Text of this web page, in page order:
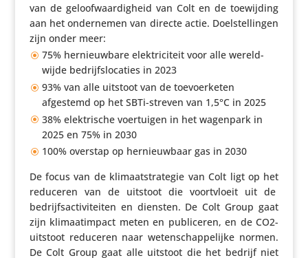
van de geloof­waar­dig­heid van Colt en de toewij­ding
aan het onder­nemen van directe actie. Doel­stel­lingen
zijn onder meer:
75% hernieuw­bare elek­tri­ci­teit voor alle wereld­
wijde bedrijfs­lo­ca­ties in 2023
93% van alle uitstoot van de toevoer­keten
afgestemd op het SBTi-streven van 1,5°C in 2025
38% elek­tri­sche voer­tuigen in het wagenpark in
2025 en 75% in 2030
100% overstap op hernieuw­baar gas in 2030
De focus van de klimaat­stra­tegie van Colt ligt op het
reduceren van de uitstoot die voort­vloeit uit de
bedrijfs­ac­ti­vi­teiten en diensten. De Colt Group gaat
zijn klimaat­im­pact meten en publi­ceren, en de CO2-
uitstoot reduceren naar weten­schap­pe­lijke normen.
De Colt Group gaat alle uitstoot die het bedrijf niet